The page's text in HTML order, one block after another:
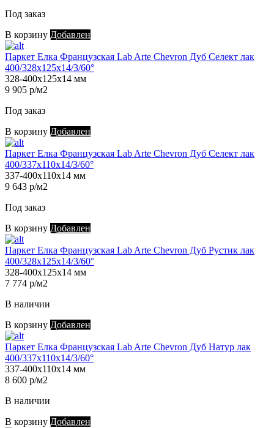
Под заказ
В корзину Добавлен
Паркет Елка Французская Lab Arte Chevron Дуб Селект лак
400/328х125х14/3/60°
328-400х125х14 мм
9 905 р/м2
Под заказ
В корзину Добавлен
Паркет Елка Французская Lab Arte Chevron Дуб Селект лак
400/337х110х14/3/60°
337-400х110х14 мм
9 643 р/м2
Под заказ
В корзину Добавлен
Паркет Елка Французская Lab Arte Chevron Дуб Рустик лак
400/328х125х14/3/60°
328-400х125х14 мм
7 774 р/м2
В наличии
В корзину Добавлен
Паркет Елка Французская Lab Arte Chevron Дуб Натур лак
400/337х110х14/3/60°
337-400х110х14 мм
8 600 р/м2
В наличии
В корзину Добавлен